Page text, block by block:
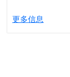
更多信息